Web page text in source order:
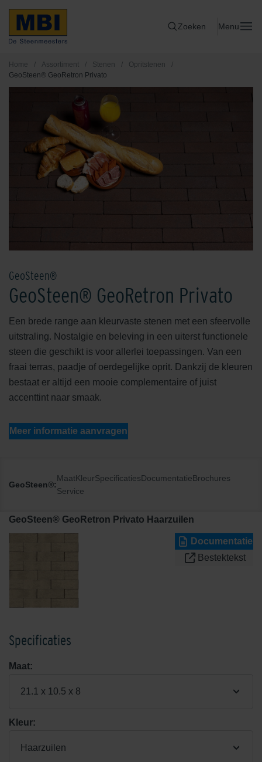
Zoeken Menu
Home / Assortiment / Stenen / Opritstenen
/
GeoSteen® GeoRetron Privato
GeoSteen®
GeoSteen® GeoRetron Privato
Een brede range aan kleurvaste stenen met een sfeervolle
uitstraling. Nostalgie en beleving in een uiterst functionele
steen die geschikt is voor allerlei toepassingen. Van een
fraai terras, paadje of oerdegelijke oprit. Dankzij de kleuren
bestaat er altijd een mooie complementaire of juist
accenttint naar smaak.
Meer informatie aanvragen
GeoSteen®:
MaatKleurSpecificatiesDocumentatieBrochures
Service
GeoSteen® GeoRetron Privato Haarzuilen
Documentatie
Bestektekst
Specificaties
Maat:
21.1 x 10.5 x 8
Kleur:
Haarzuilen